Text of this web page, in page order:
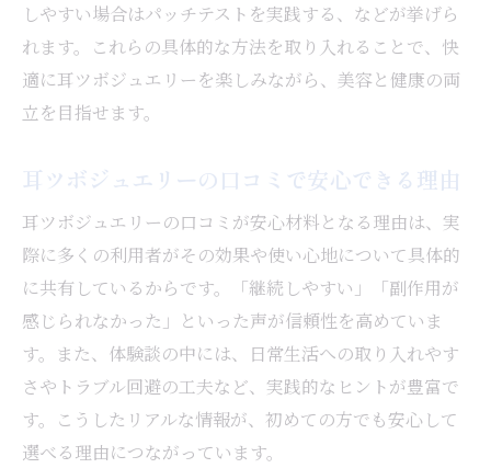
しやすい場合はパッチテストを実践する、などが挙げら
れます。これらの具体的な方法を取り入れることで、快
適に耳ツボジュエリーを楽しみながら、美容と健康の両
立を目指せます。
耳ツボジュエリーの口コミで安心できる理由
耳ツボジュエリーの口コミが安心材料となる理由は、実
際に多くの利用者がその効果や使い心地について具体的
に共有しているからです。「継続しやすい」「副作用が
感じられなかった」といった声が信頼性を高めていま
す。また、体験談の中には、日常生活への取り入れやす
さやトラブル回避の工夫など、実践的なヒントが豊富で
す。こうしたリアルな情報が、初めての方でも安心して
選べる理由につながっています。